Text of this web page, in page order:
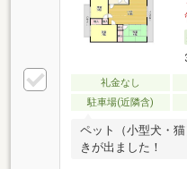
礼金なし
駐車場(近隣含)
ペット（小型犬・
きが出ました！